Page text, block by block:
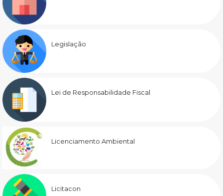
Legislação
Lei de Responsabilidade Fiscal
Licenciamento Ambiental
Licitacon